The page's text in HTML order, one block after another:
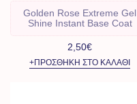
Golden Rose Extreme Gel
Shine Instant Base Coat
2,50€
+ΠΡΟΣΘΉΚΗ ΣΤΟ ΚΑΛΆΘΙ